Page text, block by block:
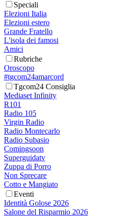
Speciali
Elezioni Italia
Elezioni estero
Grande Fratello
L'isola dei famosi
Amici
Rubriche
Oroscopo
#tgcom24amarcord
Tgcom24 Consiglia
Mediaset Infinity
R101
Radio 105
Virgin Radio
Radio Montecarlo
Radio Subasio
Comingsoon
Superguidatv
Zuppa di Porro
Non Sprecare
Cotto e Mangiato
Eventi
Identità Golose 2026
Salone del Risparmio 2026